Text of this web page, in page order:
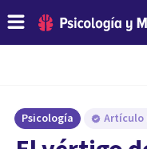
Psicología Artículo